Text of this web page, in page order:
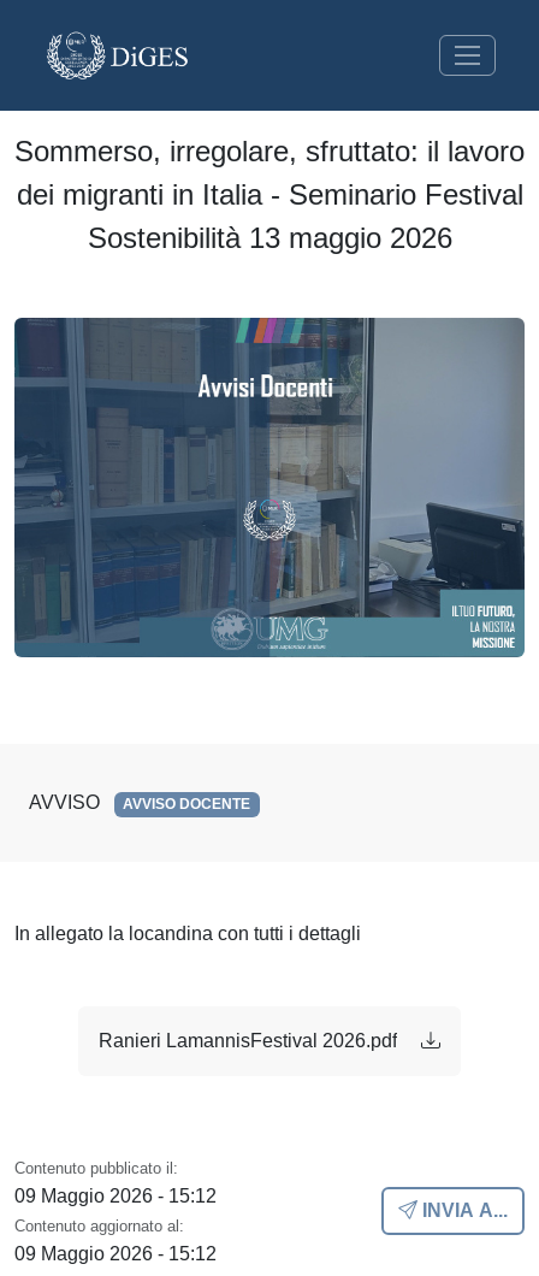
Sommerso, irregolare, sfruttato: il lavoro
dei migranti in Italia - Seminario Festival
Sostenibilità 13 maggio 2026
AVVISO AVVISO DOCENTE
In allegato la locandina con tutti i dettagli
Ranieri LamannisFestival 2026.pdf
Contenuto pubblicato il:
09 Maggio 2026 - 15:12
Contenuto aggiornato al:
09 Maggio 2026 - 15:12
INVIA A...